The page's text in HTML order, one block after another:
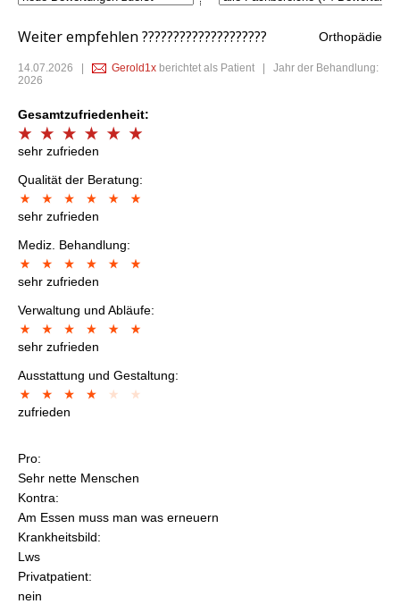
Weiter empfehlen ???????????????????? Orthopädie
14.07.2026 Gerold1x berichtet als Patient | Jahr der Behandlung:
2026
Gesamtzufriedenheit:
sehr zufrieden
Qualität der Beratung:
sehr zufrieden
Mediz. Behandlung:
sehr zufrieden
Verwaltung und Abläufe:
sehr zufrieden
Ausstattung und Gestaltung:
zufrieden
Pro:
Sehr nette Menschen
Kontra:
Am Essen muss man was erneuern
Krankheitsbild:
Lws
Privatpatient:
nein